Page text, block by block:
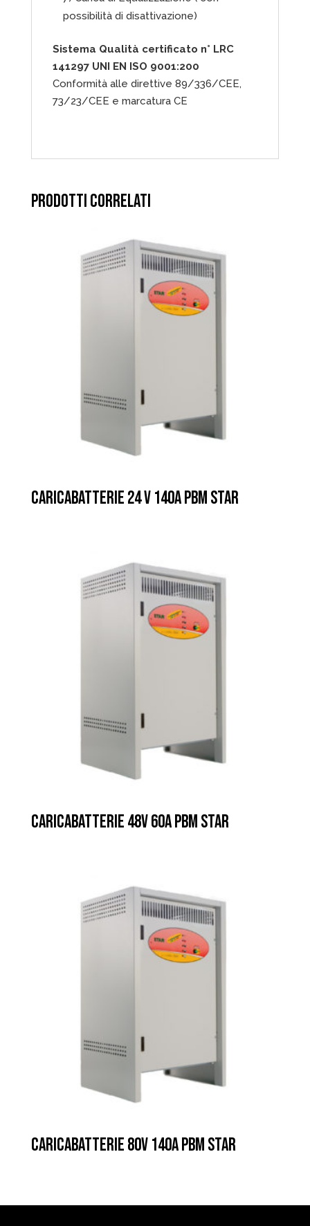
possibilità di disattivazione)
Sistema Qualità certificato n° LRC
141297 UNI EN ISO 9001:200
Conformità alle direttive 89/336/CEE,
73/23/CEE e marcatura CE
PRODOTTI CORRELATI
CARICABATTERIE 24 V 140A PBM STAR
CARICABATTERIE 48V 60A PBM STAR
CARICABATTERIE 80V 140A PBM STAR